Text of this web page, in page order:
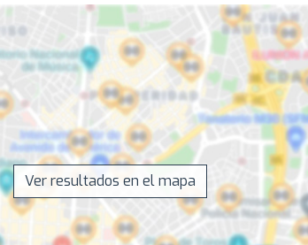
Ver resultados en el mapa